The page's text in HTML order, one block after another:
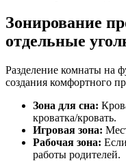
Зонирование
отдельные
Разделение комнаты на
создания комфортного
Зона для сна:
кроватка/кровать.
Игровая зона:
Рабочая зона:
работы родителей.